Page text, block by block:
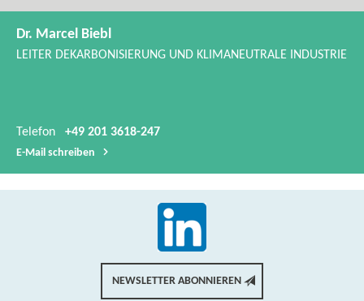
Dr. Marcel Biebl
LEITER DEKARBONISIERUNG UND KLIMANEUTRALE INDUSTRIE
Telefon +49 201 3618-247
E-​Mail schreiben
NEWSLETTER ABONNIEREN